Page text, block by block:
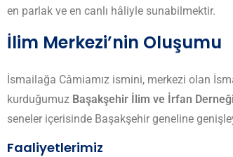
en parlak ve en canlı hâliyle sunabilmektir.
İlim Merkezi’nin Oluşumu
İsmailağa Câmiamız ismini, merkezi olan
kurduğumuz Başakşehir İlim ve İrfan Derneği
seneler içerisinde Başakşehir geneline
Faaliyetlerimiz